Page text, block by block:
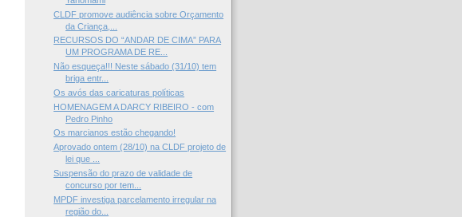
CLDF promove audiência sobre Orçamento
da Criança,...
RECURSOS DO “ANDAR DE CIMA” PARA
UM PROGRAMA DE RE...
Não esqueça!!! Neste sábado (31/10) tem
briga entr...
Os avós das caricaturas políticas
HOMENAGEM A DARCY RIBEIRO - com
Pedro Pinho
Os marcianos estão chegando!
Aprovado ontem (28/10) na CLDF projeto de
lei que ...
Suspensão do prazo de validade de
concurso por tem...
MPDF investiga parcelamento irregular na
região do...